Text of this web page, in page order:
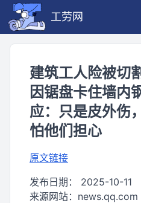
工劳网
建筑工人险被切
因锯盘卡住墙内
应：只是皮外伤
怕他们担心
原文链接
发布日期： 2025-10-11
来源网站： news.qq.com